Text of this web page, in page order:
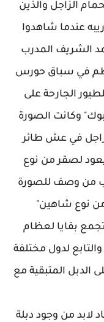
الزاجل والذين
عندما شاهدوا
الشريف المدرب
في سباق حورس
الجارحة على
وكانت الصورة
في عش طائر
لصقر من نوع
من وصف للصورة
نوع شاهين"
بقايا لعظام
لدول مختلفة
الدبل المتبقية مع
لابد من وجود دبلة